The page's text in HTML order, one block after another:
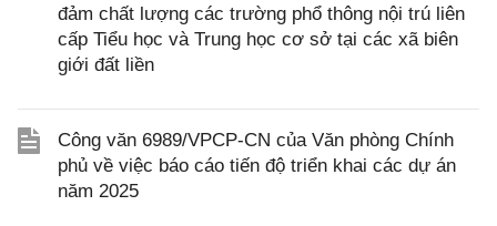
đảm chất lượng các trường phổ thông nội trú liên
cấp Tiểu học và Trung học cơ sở tại các xã biên
giới đất liền
Công văn 6989/VPCP-CN của Văn phòng Chính
phủ về việc báo cáo tiến độ triển khai các dự án
năm 2025